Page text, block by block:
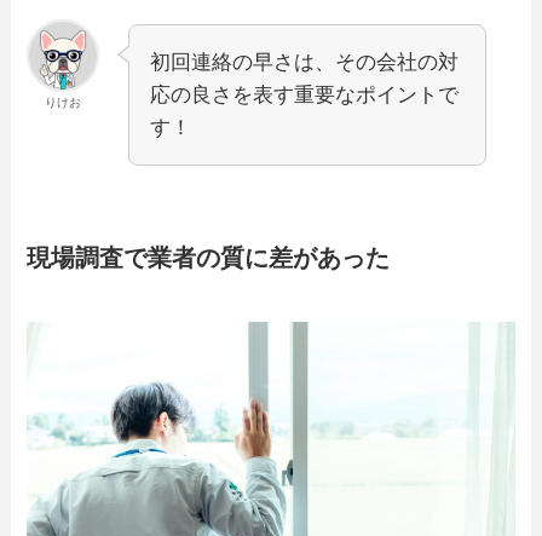
りけお
初回連絡の早さは、その会社の対
応の良さを表す重要なポイントで
す！
現場調査で業者の質に差があった